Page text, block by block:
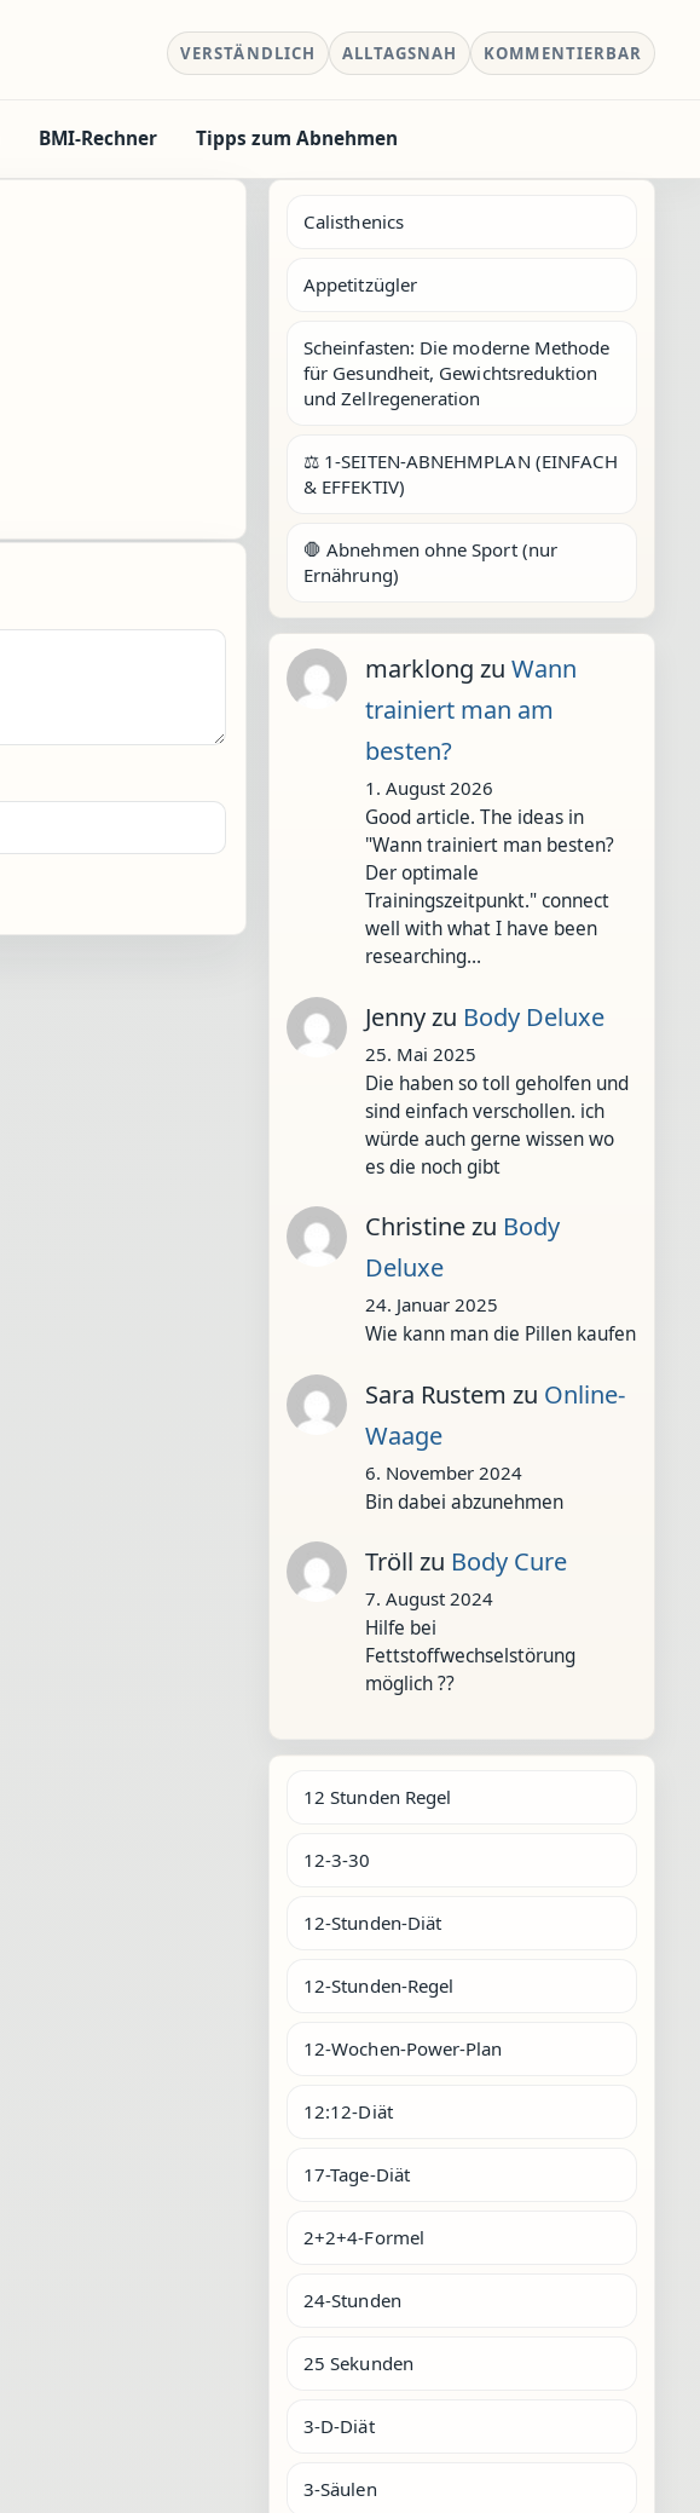
VERSTÄNDLICH ALLTAGSNAH KOMMENTIERBAR
BMI-Rechner Tipps zum Abnehmen
Calisthenics
Appetitzügler
Scheinfasten: Die moderne Methode
für Gesundheit, Gewichtsreduktion
und Zellregeneration
⚖️ 1-SEITEN-ABNEHMPLAN (EINFACH
& EFFEKTIV)
🛑 Abnehmen ohne Sport (nur
Ernährung)
marklong zu Wann
trainiert man am
besten?
1. August 2026
Good article. The ideas in
"Wann trainiert man besten?
Der optimale
Trainingszeitpunkt." connect
well with what I have been
researching…
Jennyzu Body Deluxe
25. Mai 2025
Die haben so toll geholfen und
sind einfach verschollen. ich
würde auch gerne wissen wo
es die noch gibt
Christinezu Body
Deluxe
24. Januar 2025
Wie kann man die Pillen kaufen
Sara Rustem zu Online-
Waage
6. November 2024
Bin dabei abzunehmen
Tröll zu Body Cure
7. August 2024
Hilfe bei
Fettstoffwechselstörung
möglich ??
12 Stunden Regel
12-3-30
12-Stunden-Diät
12-Stunden-Regel
12-Wochen-Power-Plan
12:12-Diät
17-Tage-Diät
2+2+4-Formel
24-Stunden
25 Sekunden
3-D-Diät
3-Säulen